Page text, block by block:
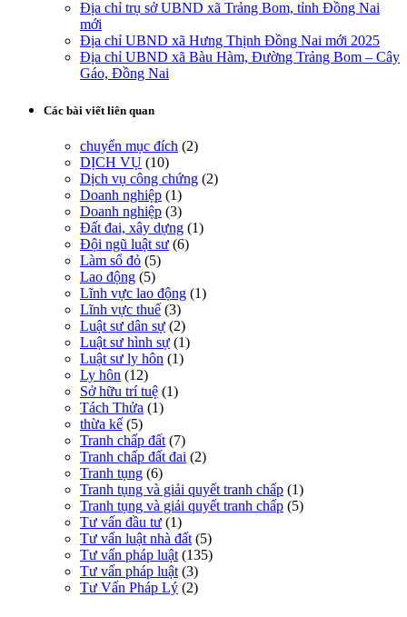
Địa chỉ trụ sở UBND xã Trảng Bom, tỉnh Đồng Nai
mới
Địa chỉ UBND xã Hưng Thịnh Đồng Nai mới 2025
Địa chỉ UBND xã Bàu Hàm, Đường Trảng Bom – Cây
Gáo, Đồng Nai
Các bài viết liên quan
chuyển mục đích (2)
DỊCH VỤ (10)
Dịch vụ công chứng (2)
Doanh nghiệp (1)
Doanh nghiệp (3)
Đất đai, xây dựng (1)
Đội ngũ luật sư (6)
Làm sổ đỏ (5)
Lao động (5)
Lĩnh vực lao động (1)
Lĩnh vực thuế (3)
Luật sư dân sự (2)
Luật sư hình sự (1)
Luật sư ly hôn (1)
Ly hôn (12)
Sở hữu trí tuệ (1)
Tách Thửa (1)
thừa kế (5)
Tranh chấp đất (7)
Tranh chấp đất đai (2)
Tranh tụng (6)
Tranh tụng và giải quyết tranh chấp (1)
Tranh tụng và giải quyết tranh chấp (5)
Tư vấn đầu tư (1)
Tư vấn luật nhà đất (5)
Tư vấn pháp luật (135)
Tư vấn pháp luật (3)
Tư Vấn Pháp Lý (2)